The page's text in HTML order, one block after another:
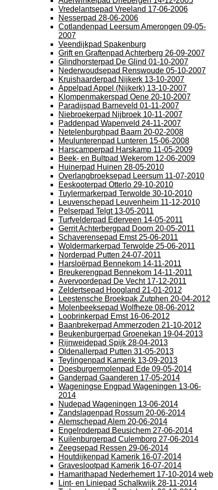
Vredelantsepad Vreeland 17-06-2006
Nesserpad 28-06-2006
Cotlandenpad Leersum Amerongen 09-05-
2007
Veendijkpad Spakenburg
Grift en Graftenpad Achterberg 26-09-2007
Glindhorsterpad De Glind 01-10-2007
Nederwoudsepad Renswoude 05-10-2007
Kruishaarderpad Nijkerk 13-10-2007
Appelpad Appel (Nijkerk) 13-10-2007
Klompenmakerspad Oene 20-10-2007
Paradijspad Barneveld 01-11-2007
Niebroekerpad Nijbroek 10-11-2007
Paddenpad Wapenveld 24-11-2007
Netelenburghpad Baarn 20-02-2008
Meulunterenpad Lunteren 15-06-2008
Harscamperpad Harskamp 11-05-2009
Beek- en Bultpad Wekerom 12-06-2009
Huinerpad Huinen 28-05-2010
Overlangbroeksepad Leersum 11-07-2010
Eeskooterpad Otterlo 29-10-2010
Tuylermarkerpad Terwolde 30-10-2010
Leuvenschepad Leuvenheim 11-12-2010
Pelserpad Telgt 13-05-2011
Turfvelderpad Ederveen 14-05-2011
Gerrit Achterbergpad Doorn 20-05-2011
Schaverensepad Emst 25-06-2011
Woldermarkerpad Terwolde 25-06-2011
Norderpad Putten 24-07-2011
Harsloërpad Bennekom 14-11-2011
Breukerengpad Bennekom 14-11-2011
Avervoordepad De Vecht 17-12-2011
Zeldertsepad Hoogland 21-01-2012
Leestensche Broekpak Zutphen 20-04-2012
Molenbeeksepad Wolfheze 08-06-2012
Loobrinkerpad Emst 16-06-2012
Baanbrekerpad Ammerzoden 21-10-2012
Beukenburgerpad Groenekan 19-04-2013
Rijnweidepad Spijk 28-04-2013
Oldenallerpad Putten 31-05-2013
Teylingenpad Kamerik 13-09-2013
Doesburgermolenpad Ede 09-05-2014
Ganderpad Gaanderen 17-05-2014
Wageningse Engpad Wageningen 13-06-
2014
Nudepad Wageningen 13-06-2014
Zandslagenpad Rossum 20-06-2014
Alemschepad Alem 20-06-2014
Engelroderpad Beusichem 27-06-2014
Kuilenburgerpad Culemborg 27-06-2014
Zeegsepad Ressen 29-06-2014
Houtdijkenpad Kamerik 16-07-2014
Graveslootpad Kamerik 16-07-2014
Hamarithapad Nederhemert 17-10-2014 web
Lint- en Liniepad Schalkwijk 28-11-2014